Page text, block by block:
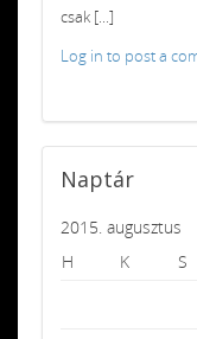
csak [...]
Log in to post a
Naptár
2015. augusztus
H
K S